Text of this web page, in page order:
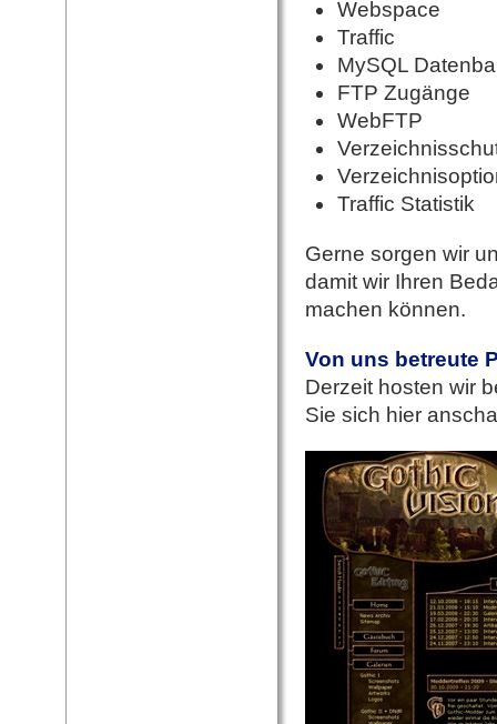
Webspace
Traffic
MySQL
FTP Zugänge
WebFTP
Traffic Statistik
Gerne sorgen wir
damit wir Ihren
machen können.
Von uns betreute
Derzeit hosten wir
Sie sich hier